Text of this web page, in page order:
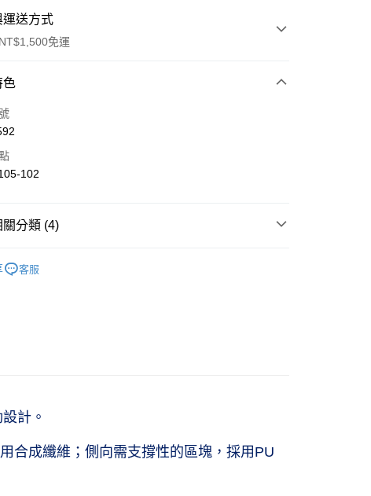
運送方式
免運
式
次付款
色
102
關分類 (4)
客服
計。
合成纖維；側向需支撐性的區塊，採用PU